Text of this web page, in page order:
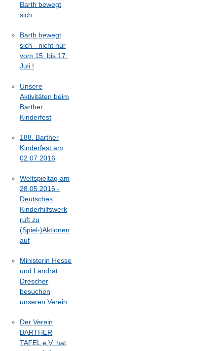
Barth bewegt
sich
Barth bewegt
sich - nicht nur
vom 15. bis 17.
Juli !
Unsere
Aktivitäten beim
Barther
Kinderfest
188. Barther
Kinderfest am
02.07.2016
Weltspieltag am
28.05.2016 -
Deutsches
Kinderhilfswerk
ruft zu
(Spiel-)Aktionen
auf
Ministerin Hesse
und Landrat
Drescher
besuchen
unseren Verein
Der Verein
BARTHER
TAFEL e.V. hat